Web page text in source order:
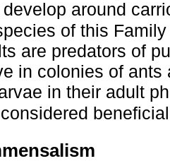
around
of this
are predators of
in colonies of
in their adult